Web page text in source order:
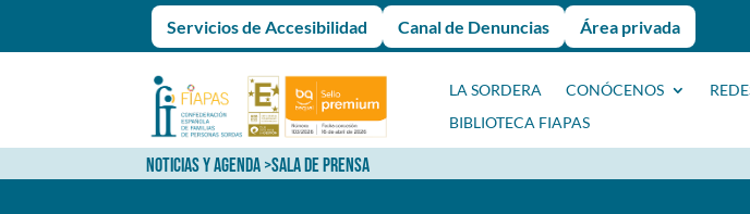
Servicios de Accesibilidad Canal de Denuncias Área privada
LA SORDERA CONÓCENOS
BIBLIOTECA FIAPAS
NOTICIAS Y AGENDA>SALA DE PRENSA